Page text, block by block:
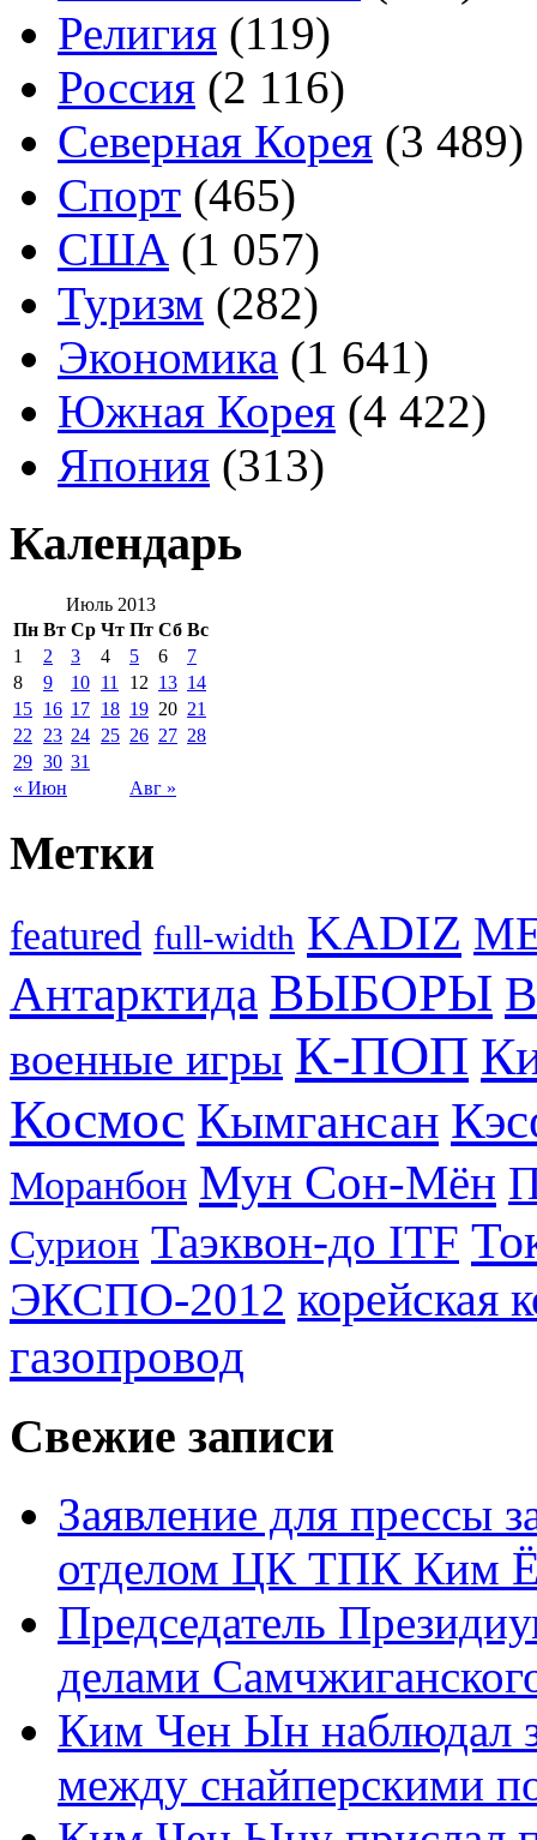
Религия (119)
Россия (2 116)
Северная Корея (3 489)
Спорт (465)
США (1 057)
Туризм (282)
Экономика (1 641)
Южная Корея (4 422)
Япония (313)
Календарь
Июль 2013
Пн Вт Ср Чт Пт Сб Вс
« Июн Авг »
1 2 3 4 5 6
7
8
9 10 11 12 13 14
15 16 17 18 19 20 21
22
23 24 25 26 27 28
29 30 31
Метки
featured full-width KADIZ
Антарктида ВЫБОРЫ
военные игры К-ПОП
Космос Кымгансан
Моранбон Мун Сон-Мён
Сурион Таэквон-до ITF
ЭКСПО-2012 корейская
газопровод
Свежие записи
Заявление для прессы
отделом ЦК ТПК Ким
Председатель
делами
Ким Чен Ын наблюдал
между снайперскими